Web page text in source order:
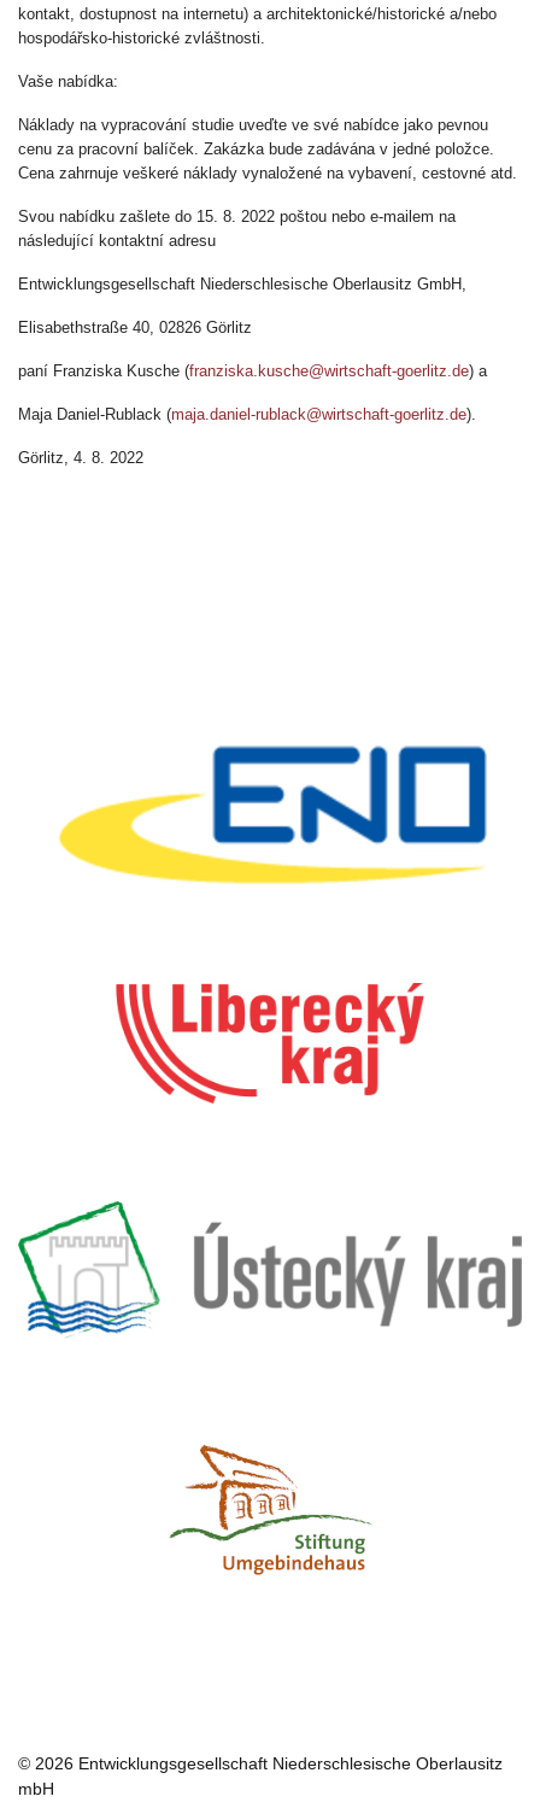
kontakt, dostupnost na internetu) a architektonické/historické a/nebo
hospodářsko-historické zvláštnosti.
Vaše nabídka:
Náklady na vypracování studie uveďte ve své nabídce jako pevnou
cenu za pracovní balíček. Zakázka bude zadávána v jedné položce.
Cena zahrnuje veškeré náklady vynaložené na vybavení, cestovné atd.
Svou nabídku zašlete do 15. 8. 2022 poštou nebo e-mailem na
následující kontaktní adresu
Entwicklungsgesellschaft Niederschlesische Oberlausitz GmbH,
Elisabethstraße 40, 02826 Görlitz
paní Franziska Kusche (franziska.kusche@wirtschaft-goerlitz.de) a
Maja Daniel-Rublack (maja.daniel-rublack@wirtschaft-goerlitz.de).
Görlitz, 4. 8. 2022
© 2026 Entwicklungsgesellschaft Niederschlesische Oberlausitz
mbH